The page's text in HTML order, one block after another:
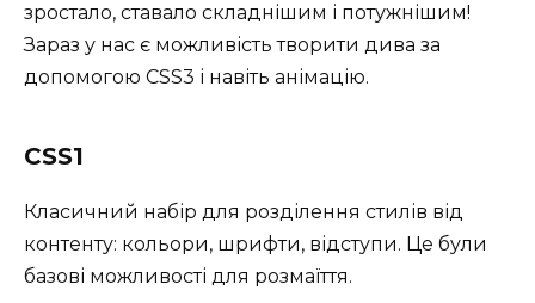
зростало, ставало складнішим і потужнішим!
Зараз у нас є можливість творити дива за
допомогою CSS3 і навіть анімацію.
CSS1
Класичний набір для розділення стилів від
контенту: кольори, шрифти, відступи. Це були
базові можливості для розмаїття.